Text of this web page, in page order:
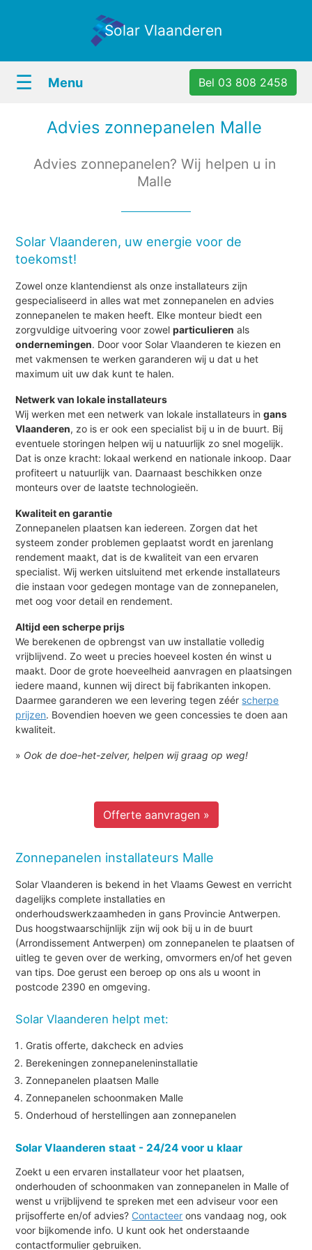
Solar Vlaanderen
☰ Menu Bel 03 808 2458
Advies zonnepanelen Malle
Advies zonnepanelen? Wij helpen u in
Malle
Solar Vlaanderen, uw energie voor de
toekomst!
Zowel onze klantendienst als onze installateurs zijn
gespecialiseerd in alles wat met zonnepanelen en advies
zonnepanelen te maken heeft. Elke monteur biedt een
zorgvuldige uitvoering voor zowelparticulieren als
ondernemingen. Door voor Solar Vlaanderen te kiezen en
met vakmensen te werken garanderen wij u dat u het
maximum uit uw dak kunt te halen.
Netwerk van lokale installateurs
Wij werken met een netwerk van lokale installateurs ingans
Vlaanderen, zo is er ook een specialist bij u in de buurt. Bij
eventuele storingen helpen wij u natuurlijk zo snel mogelijk.
Dat is onze kracht: lokaal werkend en nationale inkoop. Daar
profiteert u natuurlijk van. Daarnaast beschikken onze
monteurs over de laatste technologieën.
Kwaliteit en garantie
Zonnepanelen plaatsen kan iedereen. Zorgen dat het
systeem zonder problemen geplaatst wordt en jarenlang
rendement maakt, dat is de kwaliteit van een ervaren
specialist. Wij werken uitsluitend met erkende installateurs
die instaan voor gedegen montage van de zonnepanelen,
met oog voor detail en rendement.
Altijd een scherpe prijs
We berekenen de opbrengst van uw installatie volledig
vrijblijvend. Zo weet u precies hoeveel kosten én winst u
maakt. Door de grote hoeveelheid aanvragen en plaatsingen
iedere maand, kunnen wij direct bij fabrikanten inkopen.
Daarmee garanderen we een levering tegen zéér scherpe
prijzen. Bovendien hoeven we geen concessies te doen aan
kwaliteit.
» Ook de doe-het-zelver, helpen wij graag op weg!
Offerte aanvragen »
Zonnepanelen installateurs Malle
Solar Vlaanderen is bekend in het Vlaams Gewest en verricht
dagelijks complete installaties en
onderhoudswerkzaamheden in gans Provincie Antwerpen.
Dus hoogstwaarschijnlijk zijn wij ook bij u in de buurt
(Arrondissement Antwerpen) om zonnepanelen te plaatsen of
uitleg te geven over de werking, omvormers en/of het geven
van tips. Doe gerust een beroep op ons als u woont in
postcode 2390 en omgeving.
Solar Vlaanderen helpt met:
Gratis offerte, dakcheck en advies
Berekeningen zonnepaneleninstallatie
Zonnepanelen plaatsen Malle
Zonnepanelen schoonmaken Malle
Onderhoud of herstellingen aan zonnepanelen
Solar Vlaanderen staat - 24/24 voor u klaar
Zoekt u een ervaren installateur voor het plaatsen,
onderhouden of schoonmaken van zonnepanelen in Malle of
wenst u vrijblijvend te spreken met een adviseur voor een
prijsofferte en/of advies? Contacteer ons vandaag nog, ook
voor bijkomende info. U kunt ook het onderstaande
contactformulier gebruiken.